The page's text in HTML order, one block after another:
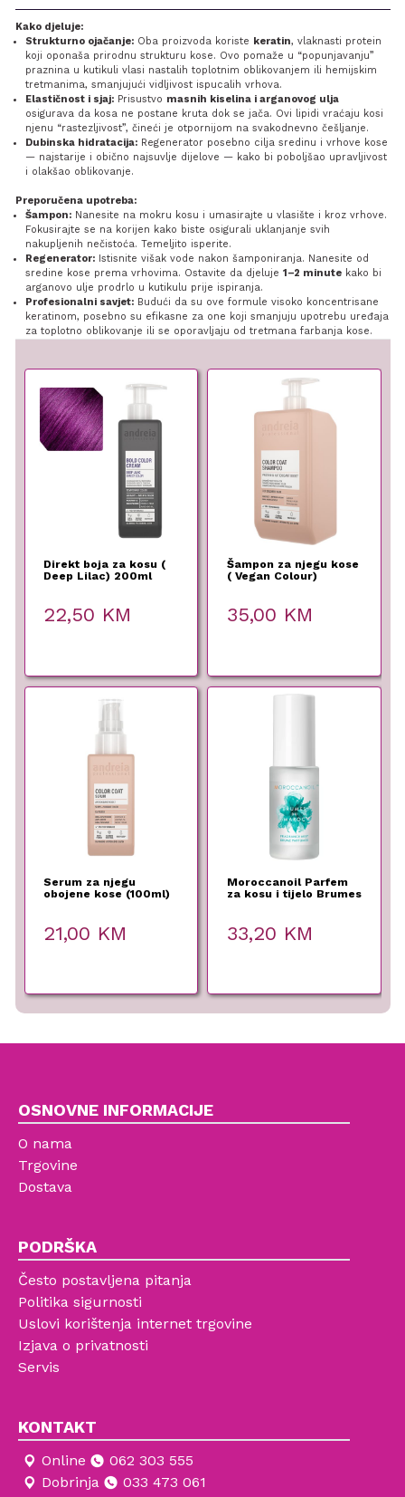
Kako djeluje:
Strukturno ojačanje:Oba proizvoda koriste keratin, vlaknasti protein
koji oponaša prirodnu strukturu kose. Ovo pomaže u “popunjavanju”
praznina u kutikuli vlasi nastalih toplotnim oblikovanjem ili hemijskim
tretmanima, smanjujući vidljivost ispucalih vrhova.
Elastičnost i sjaj:Prisustvo masnih kiselina i arganovog ulja
osigurava da kosa ne postane kruta dok se jača. Ovi lipidi vraćaju kosi
njenu “rastezljivost”, čineći je otpornijom na svakodnevno češljanje.
Dubinska hidratacija:Regenerator posebno cilja sredinu i vrhove kose
— najstarije i obično najsuvlje dijelove — kako bi poboljšao upravljivost
i olakšao oblikovanje.
Preporučena upotreba:
Šampon:Nanesite na mokru kosu i umasirajte u vlasište i kroz vrhove.
Fokusirajte se na korijen kako biste osigurali uklanjanje svih
nakupljenih nečistoća. Temeljito isperite.
Regenerator:Istisnite višak vode nakon šamponiranja. Nanesite od
sredine kose prema vrhovima. Ostavite da djeluje 1–2 minutekako bi
arganovo ulje prodrlo u kutikulu prije ispiranja.
Profesionalni savjet:Budući da su ove formule visoko koncentrisane
keratinom, posebno su efikasne za one koji smanjuju upotrebu uređaja
za toplotno oblikovanje ili se oporavljaju od tretmana farbanja kose.
Direkt boja za kosu (
Deep Lilac) 200ml
22,50 KM
Šampon za njegu kose
( Vegan Colour)
35,00 KM
Serum za njegu
obojene kose (100ml)
21,00 KM
Moroccanoil Parfem
za kosu i tijelo Brumes
33,20 KM
OSNOVNE INFORMACIJE
O nama
Trgovine
Dostava
PODRŠKA
Često postavljena pitanja
Politika sigurnosti
Uslovi korištenja internet trgovine
Izjava o privatnosti
Servis
KONTAKT
Online
062 303 555
Dobrinja
033 473 061